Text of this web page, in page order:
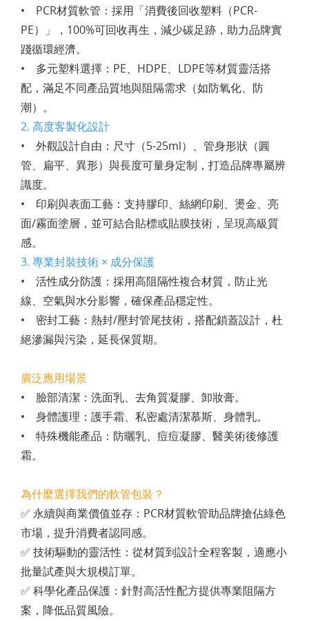
• PCR材質軟管：採用「消費後回收塑料（PCR-
PE）」，100%可回收再生，減少碳足跡，助力品牌實
踐循環經濟。
• 多元塑料選擇：PE、HDPE、LDPE等材質靈活搭
配，滿足不同產品質地與阻隔需求（如防氧化、防
潮）。
2. 高度客製化設計
• 外觀設計自由：尺寸（5-25ml）、管身形狀（圓
管、扁平、異形）與長度可量身定制，打造品牌專屬辨
識度。
• 印刷與表面工藝：支持膠印、絲網印刷、燙金、亮
面/霧面塗層，並可結合貼標或貼膜技術，呈現高級質
感。
3. 專業封裝技術 × 成分保護
• 活性成分防護：採用高阻隔性複合材質，防止光
線、空氣與水分影響，確保產品穩定性。
• 密封工藝：熱封/壓封管尾技術，搭配鎖蓋設計，杜
絕滲漏與污染，延長保質期。
廣泛應用場景
• 臉部清潔：洗面乳、去角質凝膠、卸妝膏。
• 身體護理：護手霜、私密處清潔慕斯、身體乳。
• 特殊機能產品：防曬乳、痘痘凝膠、醫美術後修護
霜。
為什麼選擇我們的軟管包裝？
✅ 永續與商業價值並存：PCR材質軟管助品牌搶佔綠色
市場，提升消費者認同感。
✅ 技術驅動的靈活性：從材質到設計全程客製，適應小
批量試產與大規模訂單。
✅ 科學化產品保護：針對高活性配方提供專業阻隔方
案，降低品質風險。